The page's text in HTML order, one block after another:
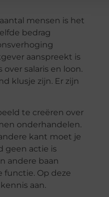
mensen is het
bedrag
aanspreekt is
salaris en loon.
klusje zijn. Er zijn
te creëren over
onderhandelen.
kant moet je
geen actie is
andere baan
functie. Op deze
aan.